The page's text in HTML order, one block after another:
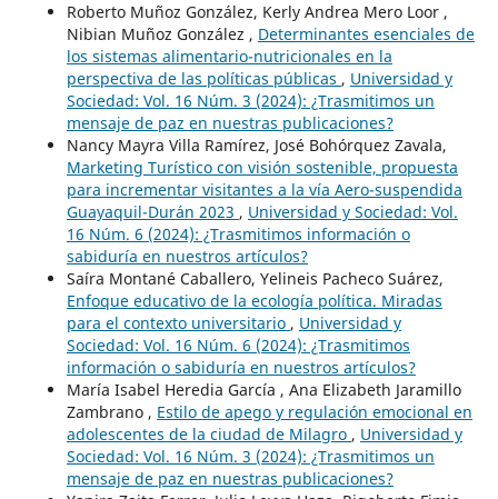
Roberto Muñoz González, Kerly Andrea Mero Loor ,
Nibian Muñoz González , Determinantes esenciales de
los sistemas alimentario-nutricionales en la
perspectiva de las políticas públicas , Universidad y
Sociedad: Vol. 16 Núm. 3 (2024): ¿Trasmitimos un
mensaje de paz en nuestras publicaciones?
Nancy Mayra Villa Ramírez, José Bohórquez Zavala,
Marketing Turístico con visión sostenible, propuesta
para incrementar visitantes a la vía Aero-suspendida
Guayaquil-Durán 2023 , Universidad y Sociedad: Vol.
16 Núm. 6 (2024): ¿Trasmitimos información o
sabiduría en nuestros artículos?
Saíra Montané Caballero, Yelineis Pacheco Suárez,
Enfoque educativo de la ecología política. Miradas
para el contexto universitario , Universidad y
Sociedad: Vol. 16 Núm. 6 (2024): ¿Trasmitimos
información o sabiduría en nuestros artículos?
María Isabel Heredia García , Ana Elizabeth Jaramillo
Zambrano , Estilo de apego y regulación emocional en
adolescentes de la ciudad de Milagro , Universidad y
Sociedad: Vol. 16 Núm. 3 (2024): ¿Trasmitimos un
mensaje de paz en nuestras publicaciones?